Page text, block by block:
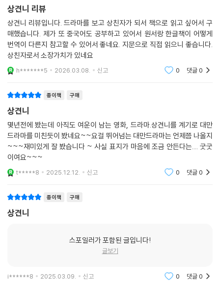
가는 리쯔웨이를 바라보았다. 우바이의 '라스트 댄스', 워크맨, 이어폰, 이
동 중인 교통수단…….”
--- p.399
올 정도다. 『상견니 영화 각본』 『상견니 영화 포토에세이』 『상견니 드라마
화보집』에 이어 소설까지, 『상견니』 전담 번역가라 할 정도로 작품에 대한
이해와 애정이 깊은 김소희 번역가는 소설 번역을 마친 소감을 이렇게 전
했다. “‘아, 이런 서사였어?’ ‘이런 심리였구나’ 하고 감탄했던 부분이 많다.
이제야 겨우 『상견니』의 서사를 100퍼센트 이해하게 되었다.” 드라마를
여러 번 정주행하고도 여전히 풀리지 않는 질문이 남는 독자라면 소설 속
에서 많은 의문을 해소할 수 있을 것이다. 이뿐만 아니라 소설에는 드라마
서 크게 부각되지 않았던 모쥔제의 감정선이 풍부하게 실려 있다는 점도
소설만의 매력이다.
먼저 읽은 독자들의 찬사
“잘 짜인 미스터리 소설을 읽은 것 같다. 책을 펼치자마자 멈출 수 없을 정
도로 이야기 자체의 서스펜스가 굉장하다.” _T*****y
“드라마를 두 번이나 봤지만 소설은 또 다른 관점으로 상견니의 세계에 푹
틀어놓고 책을 읽으니 여운이 100배 1000배 10000배!!! 드라마를 보며
이해가지 않았던 장면, 조금 더 설명해 줬으면 했던 장면들이 책을 읽으며
다.” _u***n
상견니 리뷰
상견니 리뷰입니다. 드라마를 보고 상친자가 되서 책으로 읽고 싶어서 구
매했습니다. 제가 또 중국어도 공부하고 있어서 원서랑 한글책이 어떻게
번역이 다른지 참고할 수 있어서 좋네요. 지문으로 직접 읽으니 좋습니다.
상친자로서 소장가치가 있네요
h*******5 2026.03.08. 신고 0 댓글0
종이책 구매
상견니
몇년전에 봤는데 아직도 여운이 남는 영화, 드라마.상견니를 계기로 대만
드라마를 미친듯이 봤네요~~요걸 뛰어넘는 대만드라마는 언제쯤 나올지
~~~재미있게 잘 봤습니다 ~ 사실 표지가 마음에 조금 안든다는.... 굿굿
이여요~~~
t*****8 2025.12.12. 신고 0 댓글0
종이책 구매
상견니
스포일러가 포함된 글입니다!
글보기
i******8 2025.03.09. 신고 0 댓글0